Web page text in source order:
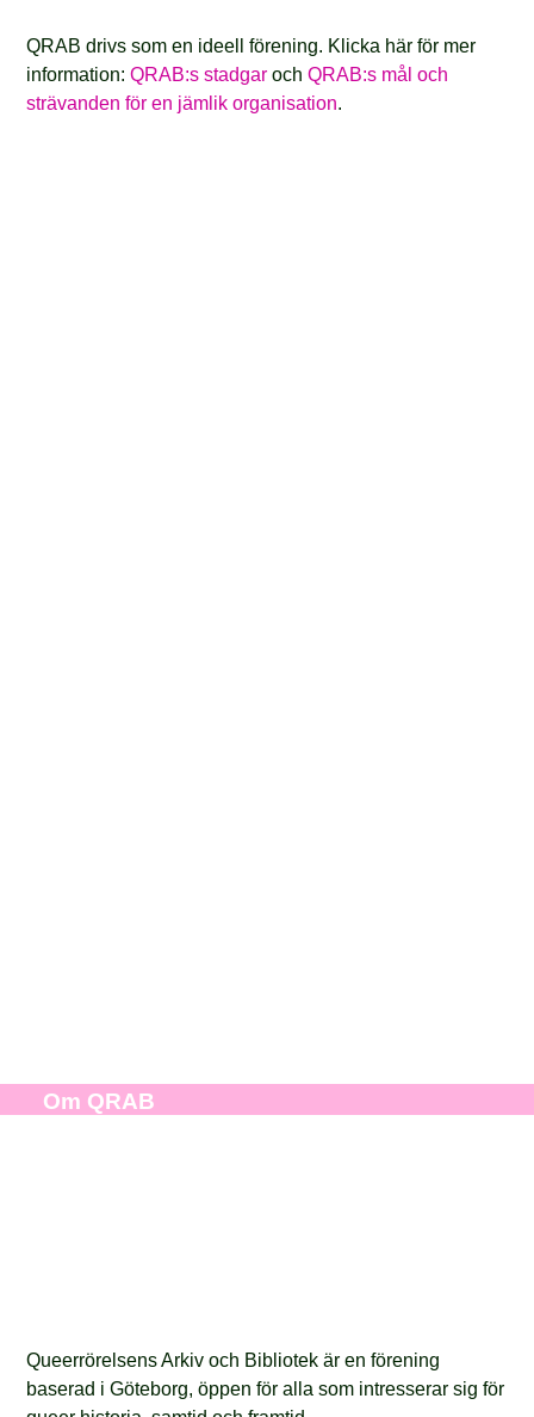
QRAB drivs som en ideell förening. Klicka här för mer
information:QRAB:s stadgarochQRAB:s mål och
strävanden för en jämlik organisation.
Om QRAB
Queerrörelsens Arkiv och Bibliotek är en förening
baserad i Göteborg, öppen för alla som intresserar sig för